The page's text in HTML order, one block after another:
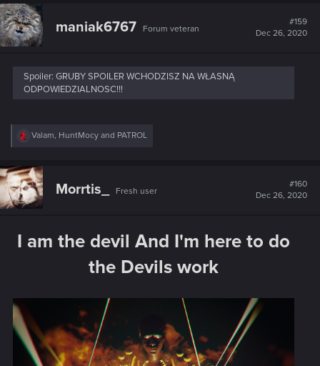
c
t
i
o
:
maniak6767 Forum veteran
#159
Dec 26, 2020
Spoiler: GRUBY SPOILER WCHODZISZ NA WŁASNĄ
ODPOWIEDZIALNOSC!!!
R
c
t
i
o
:
Valam, HuntMocy and PATROL
Morrtis_ Fresh user
#160
Dec 26, 2020
I am the devil And I'm here to do
the Devils work